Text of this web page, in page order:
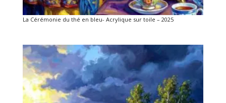
La Cérémonie du thé en bleu- Acrylique sur toile – 2025